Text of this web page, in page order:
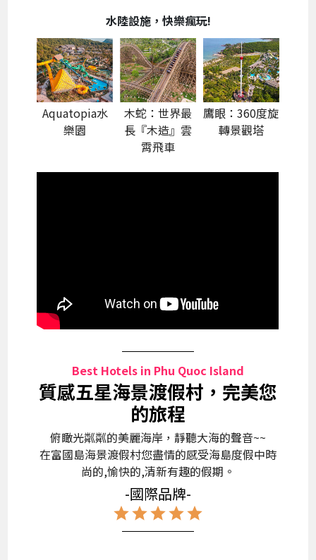
水陸設施，快樂瘋玩!
Aquatopia水
樂園
木蛇：世界最
長『木造』雲
霄飛車
鷹眼：360度旋
轉景觀塔
Best Hotels in Phu Quoc Island
質感五星海景渡假村，完美您
的旅程
俯瞰光粼粼的美麗海岸，靜聽大海的聲音~~
在富國島海景渡假村您盡情的感受海島度假中時
尚的,愉快的,清新有趣的假期。
-國際品牌-
starstarstarstarstar